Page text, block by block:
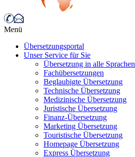
Menü
Übersetzungsportal
Unser Service für Sie
Übersetzung in alle Sprachen
Fachübersetzungen
Beglaubigte Übersetzung
Technische Übersetzung
Medizinische Übersetzung
Juristische Übersetzung
Finanz-Übersetzung
Marketing Übersetzung
Touristische Übersetzung
Homepage Übersetzung
Express Übersetzung